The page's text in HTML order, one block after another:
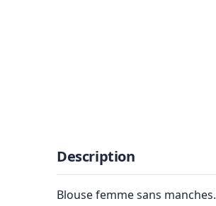
Description
Blouse femme sans manches.